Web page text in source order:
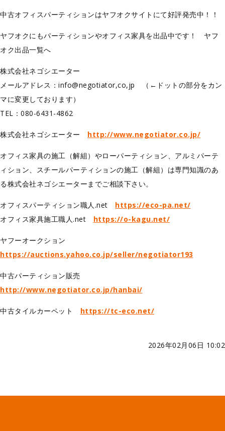
中古オフィスパーティションはヤフオクサイトにて好評発売中！！
ヤフオクにもパーティションやオフィス家具を出品中です！ ヤフ
オク出品一覧へ
株式会社ネゴシエーター
メールアドレス：info@negotiator,co,jp （←ドットの部分をカン
マに変更しております）
TEL：080-6431-4862
株式会社ネゴシエーター http://www.negotiator.co.jp/
オフィス家具の施工（解組）やローパーティション、アルミパーテ
ィション、スチールパーティションの施工（解組）は専門知識のあ
る株式会社ネゴシエーターまでご相談下さい。
オフィスパーティション職人.net https://eco-pa.net/
オフィス家具施工職人.net https://o-kagu.net/
ヤフーオークション
https://auctions.yahoo.co.jp/seller/negotiator193
中古パーティション販売
http://www.negotiator.co.jp/hanbai/
中古タイルカーペット https://tc-eco.net/
2026年02月06日 10:02